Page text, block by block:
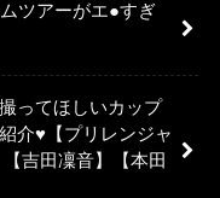
ツアーがエ●すぎ
ってほしいカップ
介♥【プリレンジャ
吉田凜音】【本田